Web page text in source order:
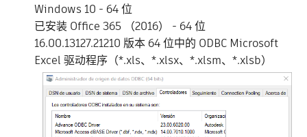
Windows 10 - 64 位
已安装 Office 365 （2016） - 64 位
16.00.13127.21210 版本 64 位中的 ODBC Microsoft
Excel 驱动程序（*.xls、*.xlsx、*.xlsm、*.xlsb）